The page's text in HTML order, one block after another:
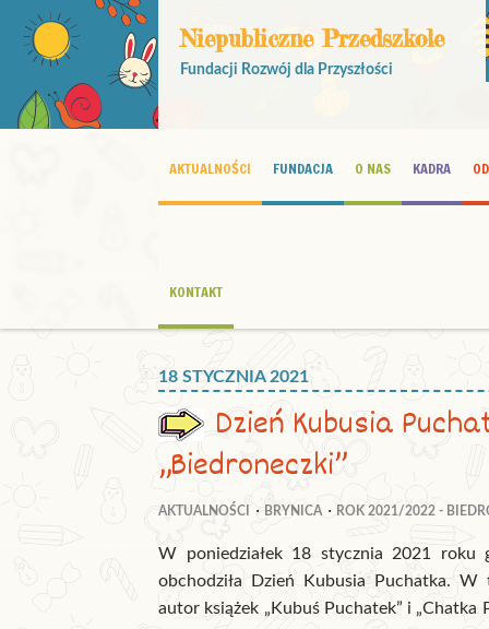
Niepubliczne Przedszkole
Fundacji Rozwój dla Przyszłości
AKTUALNOŚCI FUNDACJA O NAS KADRA
KONTAKT
18 STYCZNIA 2021
Dzień Kubusia
„Biedroneczki”
AKTUALNOŚCI BRYNICA ROK 2021/2022 -
W poniedziałek 18 stycznia 2021 roku
obchodziła Dzień Kubusia Puchatka. W
autor książek „Kubuś Puchatek” i „Chatka